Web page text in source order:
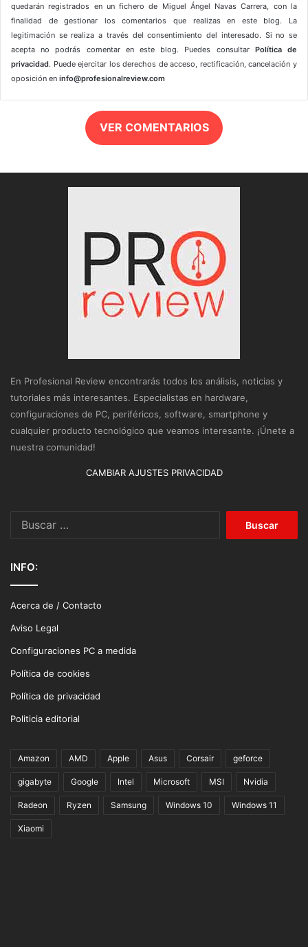
quedarán registrados en un fichero de Miguel Ángel Navas Carrera, con la
finalidad de gestionar los comentarios que realizas en este blog. La
legitimación se realiza a través del consentimiento del interesado. Si no se
acepta no podrás comentar en este blog. Puedes consultar Política de
privacidad. Puede ejercitar los derechos de acceso, rectificación, cancelación y
oposición en info@profesionalreview.com
VER COMENTARIOS
En Profesional Review encontrarás todos los análisis, noticias y
tutoriales más interesantes. Especialistas en hardware,
configuraciones de PC, periféricos, software, smartphone y
cualquier producto tecnológico que veamos interesante. ¡Únete a
nuestra comunidad!
CAMBIAR AJUSTES PRIVACIDAD
INFO:
Acerca de / Contacto
Aviso Legal
Configuraciones PC a medida
Política de cookies
Política de privacidad
Politicia editorial
Amazon AMD Apple Asus Corsair geforce
gigabyte Google Intel Microsoft MSI Nvidia
Radeon Ryzen Samsung Windows 10 Windows 11
Xiaomi